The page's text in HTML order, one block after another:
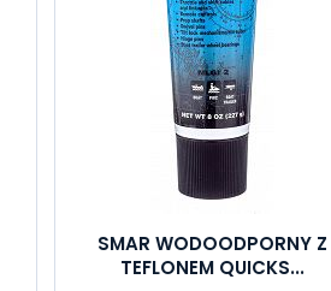
SMAR WODOODPORNY Z
TEFLONEM QUICKS...